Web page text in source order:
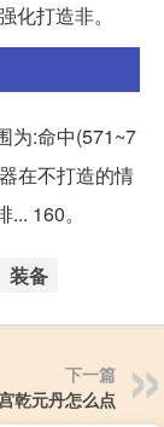
打造非。
为:命中(571~7
在不打造的情
160。
装备
下一篇
乾元丹怎么点